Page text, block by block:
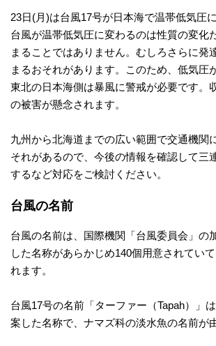
地
震
津
波
概
23日(月)は台風17号が日本海で温帯低気圧
台風が温帯低気圧に変わるのは性質の変化
まることではありません。むしろさらに発
まるおそれがあります。このため、低気圧
東北の日本海側は暴風に警戒が必要です。
の被害が懸念されます。
九州から北海道までの広い範囲で交通機関
それがあるので、今後の情報を確認して三
するなど対応をご検討ください。
台風の名前
台風の名前は、国際機関「台風委員会」の
した名称があらかじめ140個用意されてい
れます。
台風17号の名前「ターファー（Tapah）」
案した名称で、ナマズ科の淡水魚の名前が